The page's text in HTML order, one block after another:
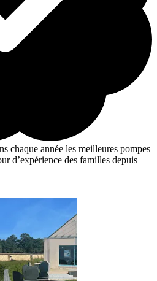
chaque année les meilleures pompes
d’expérience des familles depuis